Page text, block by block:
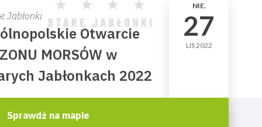
Jabłonki
Otwarcie
MORSÓW w
Jabłonkach 2022
NIE.
27
LIS 2022
Sprawdź na mapie